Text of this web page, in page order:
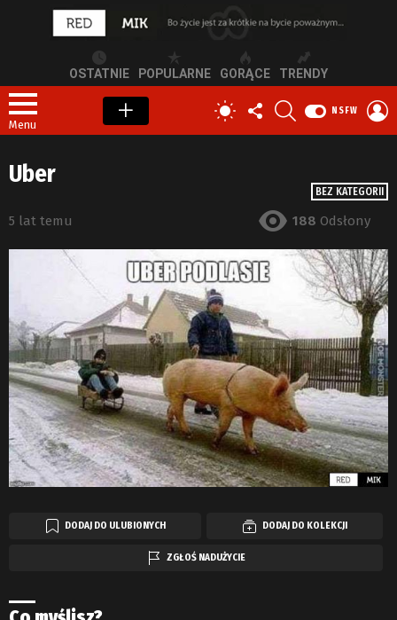
OSTATNIE POPULARNE GORĄCE TRENDY
Menu
PRZEŁĄCZ
SKÓRKĘ
OBSERWUJ
NAS
NSFW
BEZ KATEGORII
Uber
5 lat temu 188 Odsłony
DODAJ DO ULUBIONYCH DODAJ DO KOLEKCJI
ZGŁOŚ NADUŻYCIE